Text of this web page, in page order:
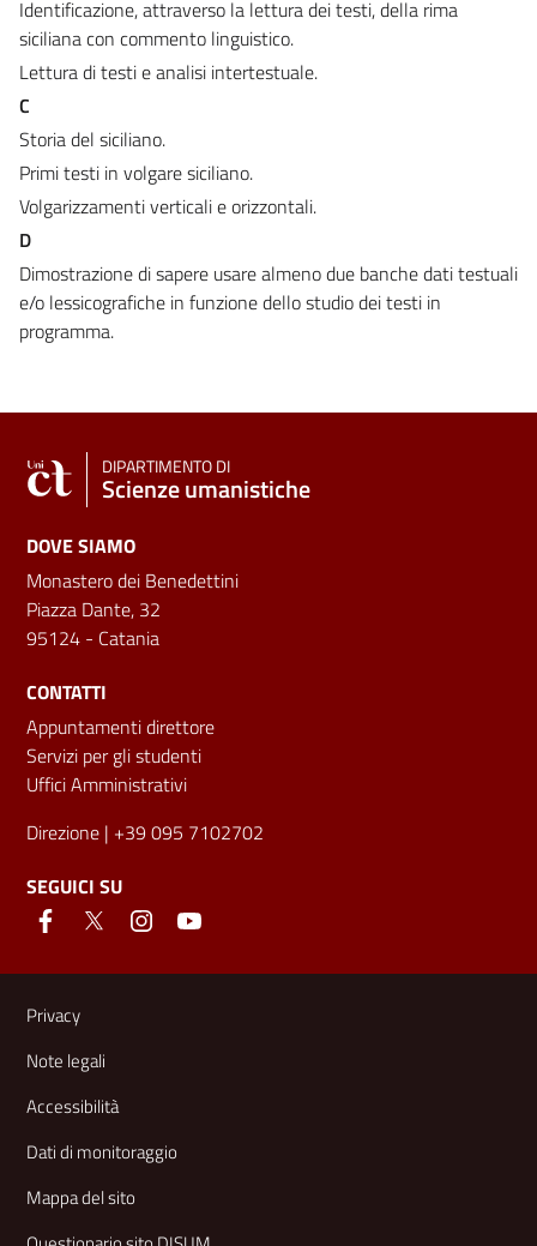
Identificazione, attraverso la lettura dei testi, della rima
siciliana con commento linguistico.
Lettura di testi e analisi intertestuale.
C
Storia del siciliano.
Primi testi in volgare siciliano.
Volgarizzamenti verticali e orizzontali.
D
Dimostrazione di sapere usare almeno due banche dati testuali
e/o lessicografiche in funzione dello studio dei testi in
programma.
DIPARTIMENTO DI
Scienze umanistiche
DOVE SIAMO
Monastero dei Benedettini
Piazza Dante, 32
95124 - Catania
CONTATTI
Appuntamenti direttore
Servizi per gli studenti
Uffici Amministrativi
Direzione | +39 095 7102702
SEGUICI SU
Link e informazioni utili
Privacy
Note legali
Accessibilità
Dati di monitoraggio
Mappa del sito